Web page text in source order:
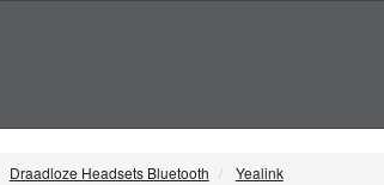
Draadloze Headsets Bluetooth Yealink